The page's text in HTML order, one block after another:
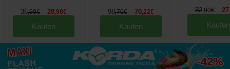
36,90€ 28,90€
Kaufen
98,70€ 70,22€
Kaufen
32,90€ 27
Kaufen
bis zu
-42%